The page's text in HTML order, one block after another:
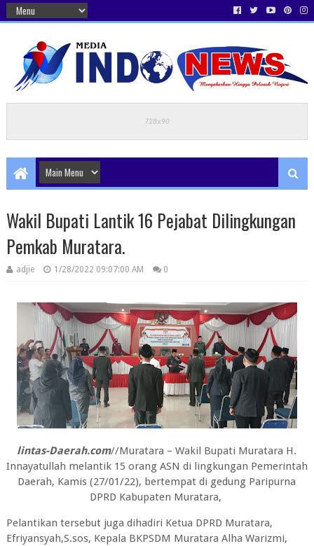
Wakil Bupati Lantik 16 Pejabat Dilingkungan
Pemkab Muratara.
adjie 1/28/2022 09:07:00 AM 0
lintas-Daerah.com//Muratara – Wakil Bupati Muratara H.
Innayatullah melantik 15 orang ASN di lingkungan Pemerintah
Daerah, Kamis (27/01/22), bertempat di gedung Paripurna
DPRD Kabupaten Muratara,
Pelantikan tersebut juga dihadiri Ketua DPRD Muratara,
Efriyansyah,S.sos, Kepala BKPSDM Muratara Alha Warizmi,